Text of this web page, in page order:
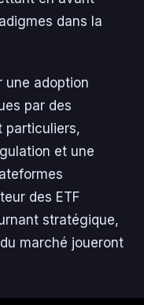
dans la
une adoption
par des
particuliers,
et une
des ETF
stratégique,
marché joueront